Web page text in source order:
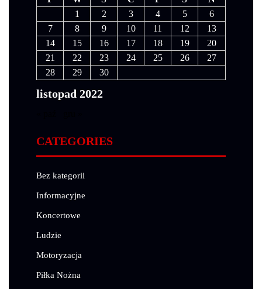
listopad 2022
1
2 3 4 5
6
7
8 9 10 11 12
13
14
15 16 17 18 19
20
21
22 23 24 25 26
27
28
29 30
CATEGORIES
Bez kategorii
Informacyjne
Koncertowe
Ludzie
Motoryzacja
Piłka Nożna